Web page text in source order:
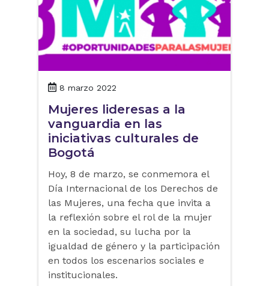
8 marzo 2022
Mujeres lideresas a la
vanguardia en las
iniciativas culturales de
Bogotá
Hoy, 8 de marzo, se conmemora el
Día Internacional de los Derechos de
las Mujeres, una fecha que invita a
la reflexión sobre el rol de la mujer
en la sociedad, su lucha por la
igualdad de género y la participación
en todos los escenarios sociales e
institucionales.